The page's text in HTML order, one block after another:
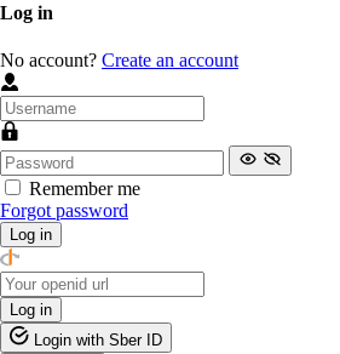
Log in
No account? Create an account
Remember me
Forgot password
Log in
Log in
Login with Sber ID